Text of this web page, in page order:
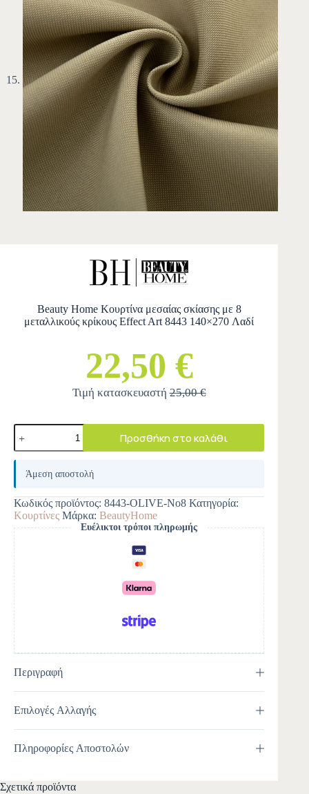
Beauty Home Κουρτίνα μεσαίας σκίασης με 8
μεταλλικούς κρίκους Effect Art 8443 140×270 Λαδί
22,50 €
Τιμή κατασκευαστή25,00 €
Προσθήκη στο καλάθι
A
e
r
n
a
t
i
v
e
:
Άμεση αποστολή
Κωδικός προϊόντος: 8443-OLIVE-Νο8 Κατηγορία:
Κουρτίνες Μάρκα: BeautyHome
Ευέλικτοι τρόποι πληρωμής
Περιγραφή
Επιλογές Αλλαγής
Πληροφορίες Αποστολών
Σχετικά προϊόντα